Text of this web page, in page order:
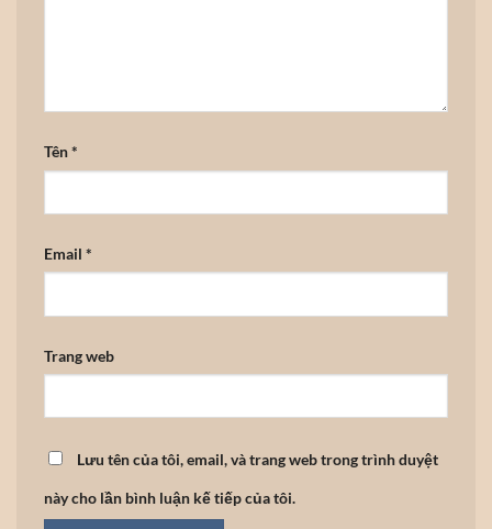
Tên*
Email *
Trang web
Lưu tên của tôi, email, và trang web trong trình duyệt
này cho lần bình luận kế tiếp của tôi.